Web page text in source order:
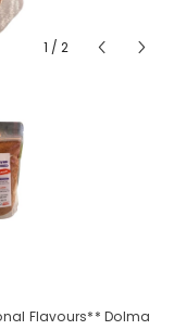
1 / 2
Flavours** Dolma